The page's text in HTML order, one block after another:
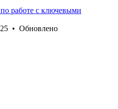
работе с ключевыми
• Обновлено